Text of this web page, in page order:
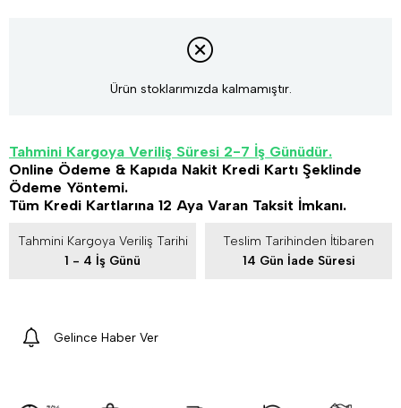
Ürün stoklarımızda kalmamıştır.
Tahmini Kargoya Veriliş Süresi 2-7 İş Günüdür.
Online Ödeme & Kapıda Nakit Kredi Kartı Şeklinde
Ödeme Yöntemi.
Tüm Kredi Kartlarına 12 Aya Varan Taksit İmkanı.
Tahmini Kargoya Veriliş Tarihi
1 - 4 İş Günü
Teslim Tarihinden İtibaren
14 Gün İade Süresi
Gelince Haber Ver